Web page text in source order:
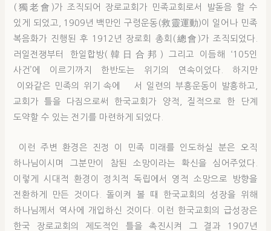
(獨老會)가 조직되어 장로교회가 민족교회로서 발돋음 할 수
있게 되었고, 1909년 백만인 구령운동(救靈運動)이 일어나 민족
복음화가 진행된 후 1912년 장로회 총회(總會)가 조직되었다.
러일전쟁부터 한일합방(韓日合邦) 그리고 이듬해 ‘105인
사건’에 이르기까지 한반도는 위기의 연속이었다. 하지만
이와같은 민족의 위기 속에 서 일련의 부흥운동이 발흥하고,
교회가 틀을 다짐으로써 한국교회가 양적, 질적으로 한 단계
도약할 수 있는 전기를 마련하게 되었다.
이런 주변 환경은 진정 이 민족 미래를 인도하실 분은 오직
하나님이시며 그분만이 참된 소망이라는 확신을 심어주었다.
이렇게 시대적 환경이 정치적 독립에서 영적 소망으로 방향을
전환하게 만든 것이다. 돌이켜 볼 때 한국교회의 성장을 위해
하나님께서 역사에 개입하신 것이다. 이런 한국교회의 급성장은
한국 장로교회의 제도적인 틀을 촉진시켜 그 결과 1907년